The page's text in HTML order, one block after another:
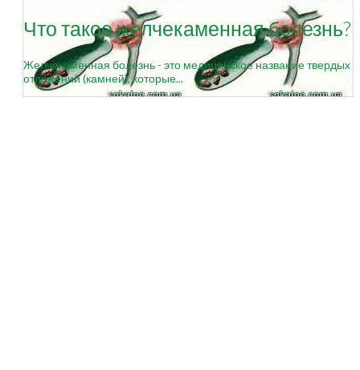
Что такое желчекаменная болезнь?
Желчекаменная болезнь - это медицинское название твердых
отложений (камней), которые...